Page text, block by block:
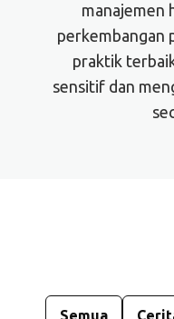
manajemen
perkembangan
praktik
sensitif dan
Semua